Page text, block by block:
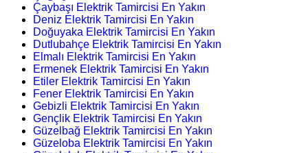
Çaybaşı Elektrik Tamircisi En Yakın
Deniz Elektrik Tamircisi En Yakın
Doğuyaka Elektrik Tamircisi En Yakın
Dutlubahçe Elektrik Tamircisi En Yakın
Elmalı Elektrik Tamircisi En Yakın
Ermenek Elektrik Tamircisi En Yakın
Etiler Elektrik Tamircisi En Yakın
Fener Elektrik Tamircisi En Yakın
Gebizli Elektrik Tamircisi En Yakın
Gençlik Elektrik Tamircisi En Yakın
Güzelbağ Elektrik Tamircisi En Yakın
Güzeloba Elektrik Tamircisi En Yakın